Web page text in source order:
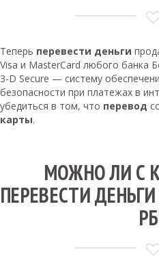
Теперь перевести деньги
Visa и MasterCard любого банка
3-D Secure — систему
безопасности при платежах в
убедиться в том, что перевод
карты.
МОЖНО ЛИ С
ПЕРЕВЕСТИ